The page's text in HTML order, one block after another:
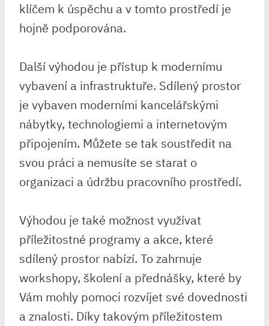
klíčem k úspěchu a v tomto prostředí je
hojně podporována.
Další výhodou je přístup k modernímu
vybavení a infrastruktuře. Sdílený prostor
je vybaven moderními kancelářskými
nábytky, technologiemi a internetovým
připojením. Můžete se tak soustředit na
svou práci a nemusíte se starat o
organizaci a údržbu pracovního prostředí.
Výhodou je také možnost využívat
příležitostné programy a akce, které
sdílený prostor nabízí. To zahrnuje
workshopy, školení a přednášky, které by
Vám mohly pomoci rozvíjet své dovednosti
a znalosti. Díky takovým příležitostem